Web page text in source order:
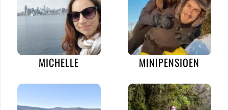
MICHELLE MINIPENSIOEN